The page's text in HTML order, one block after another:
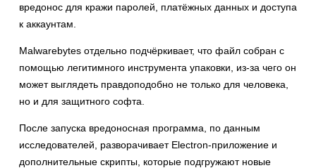
вредонос для кражи паролей, платёжных данных и доступа
к аккаунтам.
Malwarebytes отдельно подчёркивает, что файл собран с
помощью легитимного инструмента упаковки, из-за чего он
может выглядеть правдоподобно не только для человека,
но и для защитного софта.
После запуска вредоносная программа, по данным
исследователей, разворачивает Electron-приложение и
дополнительные скрипты, которые подгружают новые